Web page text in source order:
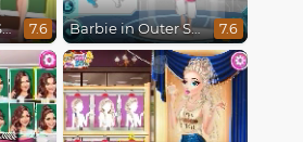
Barbie and Ken Spring City Break 7.6 Barbie in Outer Space 7.6